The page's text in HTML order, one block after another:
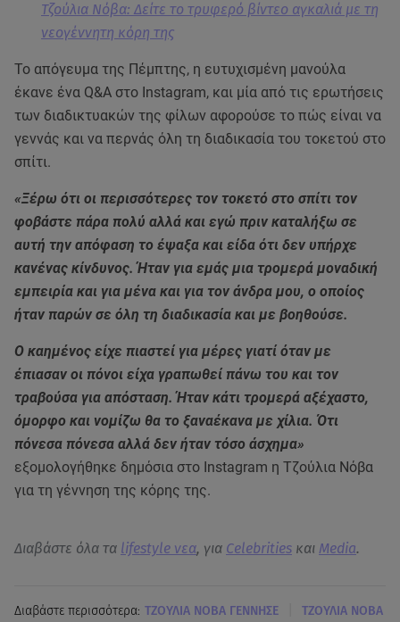
Τζούλια Νόβα: Δείτε το τρυφερό βίντεο αγκαλιά με τη
νεογέννητη κόρη της
Το απόγευμα της Πέμπτης, η ευτυχισμένη μανούλα
έκανε ένα Q&A στο Instagram, και μία από τις ερωτήσεις
των διαδικτυακών της φίλων αφορούσε το πώς είναι να
γεννάς και να περνάς όλη τη διαδικασία του τοκετού στο
σπίτι.
«Ξέρω ότι οι περισσότερες τον τοκετό στο σπίτι τον
φοβάστε πάρα πολύ αλλά και εγώ πριν καταλήξω σε
αυτή την απόφαση το έψαξα και είδα ότι δεν υπήρχε
κανένας κίνδυνος. Ήταν για εμάς μια τρομερά μοναδική
εμπειρία και για μένα και για τον άνδρα μου, ο οποίος
ήταν παρών σε όλη τη διαδικασία και με βοηθούσε.
Ο καημένος είχε πιαστεί για μέρες γιατί όταν με
έπιασαν οι πόνοι είχα γραπωθεί πάνω του και τον
τραβούσα για απόσταση. Ήταν κάτι τρομερά αξέχαστο,
όμορφο και νομίζω θα το ξαναέκανα με χίλια. Ότι
πόνεσα πόνεσα αλλά δεν ήταν τόσο άσχημα»
εξομολογήθηκε δημόσια στο Instagram η Τζούλια Νόβα
για τη γέννηση της κόρης της.
Διαβάστε όλα τα lifestyle νεα, για Celebrities και Media.
Διαβάστε περισσότερα: ΤΖΟΥΛΙΑ ΝΟΒΑ ΓΕΝΝΗΣΕ ΤΖΟΥΛΙΑ ΝΟΒΑ